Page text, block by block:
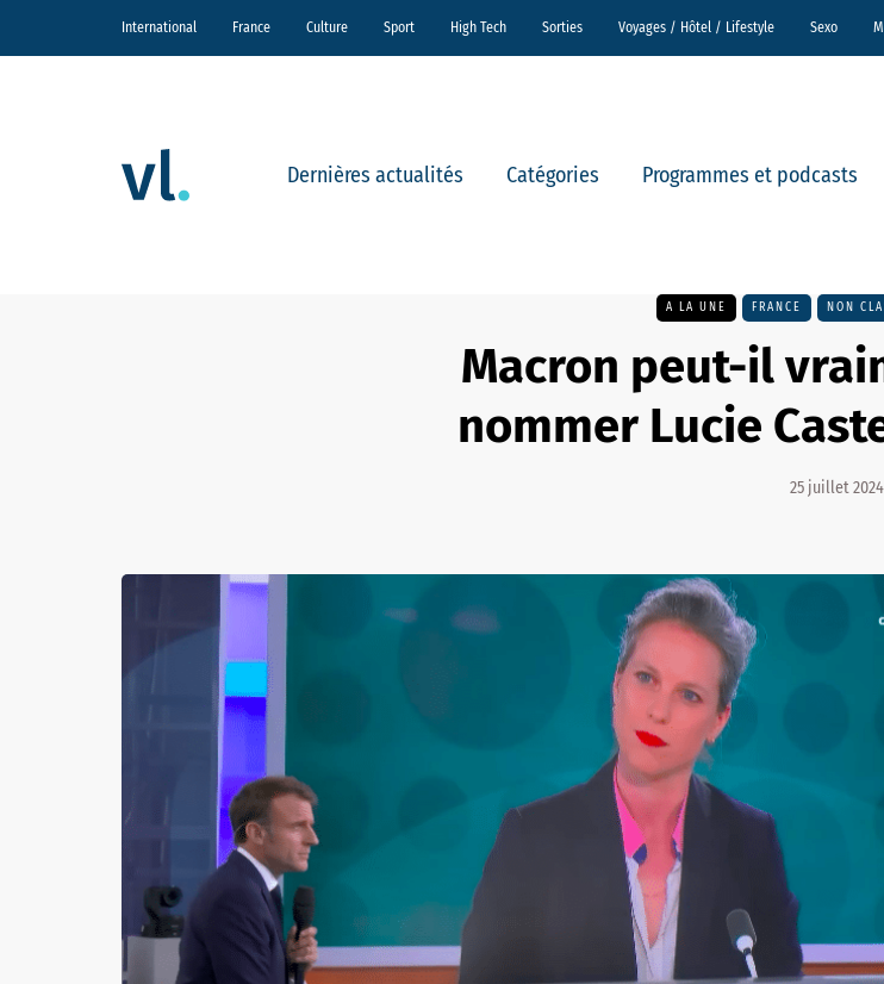
International France Culture Sport High Tech Sorties Voyages / Hôtel / Lifestyle Sexo
Dernières actualités Catégories Programmes et podcasts
A LA UNE FRANCE NON
Macron peut-il
nommer Lucie
25 juillet 2024